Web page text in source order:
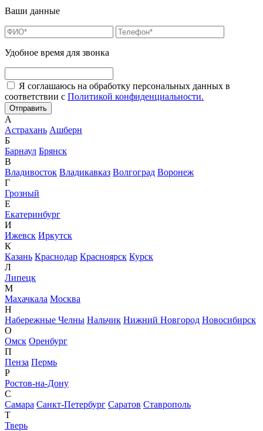
Ваши данные
Удобное время для звонка
Я соглашаюсь на обработку персональных данных в
соответствии с Политикой конфиденциальности.
А
Астрахань Ашберн
Б
Барнаул Брянск
В
Владивосток Владикавказ Волгоград Воронеж
Г
Грозный
Е
Екатеринбург
И
Ижевск Иркутск
К
Казань Краснодар Красноярск Курск
Л
Липецк
М
Махачкала Москва
Н
Набережные Челны Нальчик Нижний Новгород Новосибирск
О
Омск Оренбург
П
Пенза Пермь
Р
Ростов-на-Дону
С
Самара Санкт-Петербург Саратов Ставрополь
Т
Тверь